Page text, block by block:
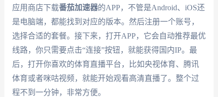
应用商店下载番茄加速器的APP，不管是Android、iOS还
是电脑端，都能找到对应的版本。然后注册一个账号，
选择合适的套餐。接下来，打开APP，它会自动推荐最优
线路，你只需要点击“连接”按钮，就能获得国内IP。最
后，打开你喜欢的体育直播平台，比如央视体育、腾讯
体育或者咪咕视频，就能开始观看高清直播了。整个过
程不到一分钟，非常方便。